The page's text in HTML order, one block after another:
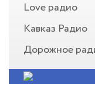
Love радио
Кавказ Радио
Дорожное